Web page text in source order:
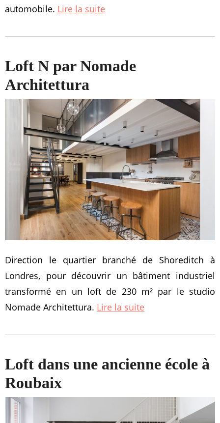
automobile. Lire la suite
Loft N par Nomade
Architettura
Direction le quartier branché de Shoreditch à
Londres, pour découvrir un bâtiment industriel
transformé en un loft de 230 m² par le studio
Nomade Architettura. Lire la suite
Loft dans une ancienne école à
Roubaix